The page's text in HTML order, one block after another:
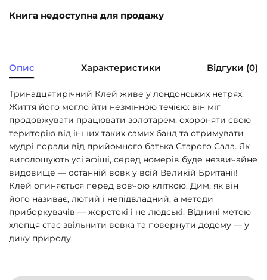
Книга недоступна для продажу
Опис Характеристики Відгуки (0)
Тринадцятирічний Клей живе у лондонських нетрях.
Життя його могло йти незмінною течією: він міг
продовжувати працювати золотарем, охороняти свою
територію від інших таких самих банд та отримувати
мудрі поради від прийомного батька Старого Сала. Як
виголошують усі афіші, серед номерів буде незвичайне
видовище — останній вовк у всій Великій Британії!
Клей опиняється перед вовчою кліткою. Дим, як він
його називає, лютий і непідвладний, а методи
приборкувачів — жорстокі і не людські. Віднині метою
хлопця стає звільнити вовка та повернути додому — у
дику природу.